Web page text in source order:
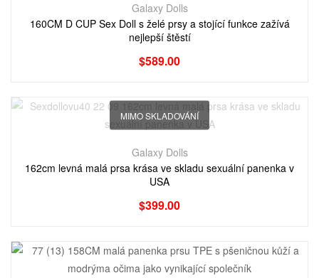
Galaxy Dolls
160CM D CUP Sex Doll s želé prsy a stojící funkce zažívá
nejlepší štěstí
$589.00
MIMO SKLADOVÁNÍ
Galaxy Dolls
162cm levná malá prsa krása ve skladu sexuální panenka v
USA
$399.00